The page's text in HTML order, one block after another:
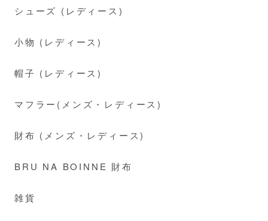
シューズ (レディース)
小物 (レディース)
帽子 (レディース)
マフラー(メンズ・レディース)
財布 (メンズ・レディース)
BRU NA BOINNE 財布
雑貨